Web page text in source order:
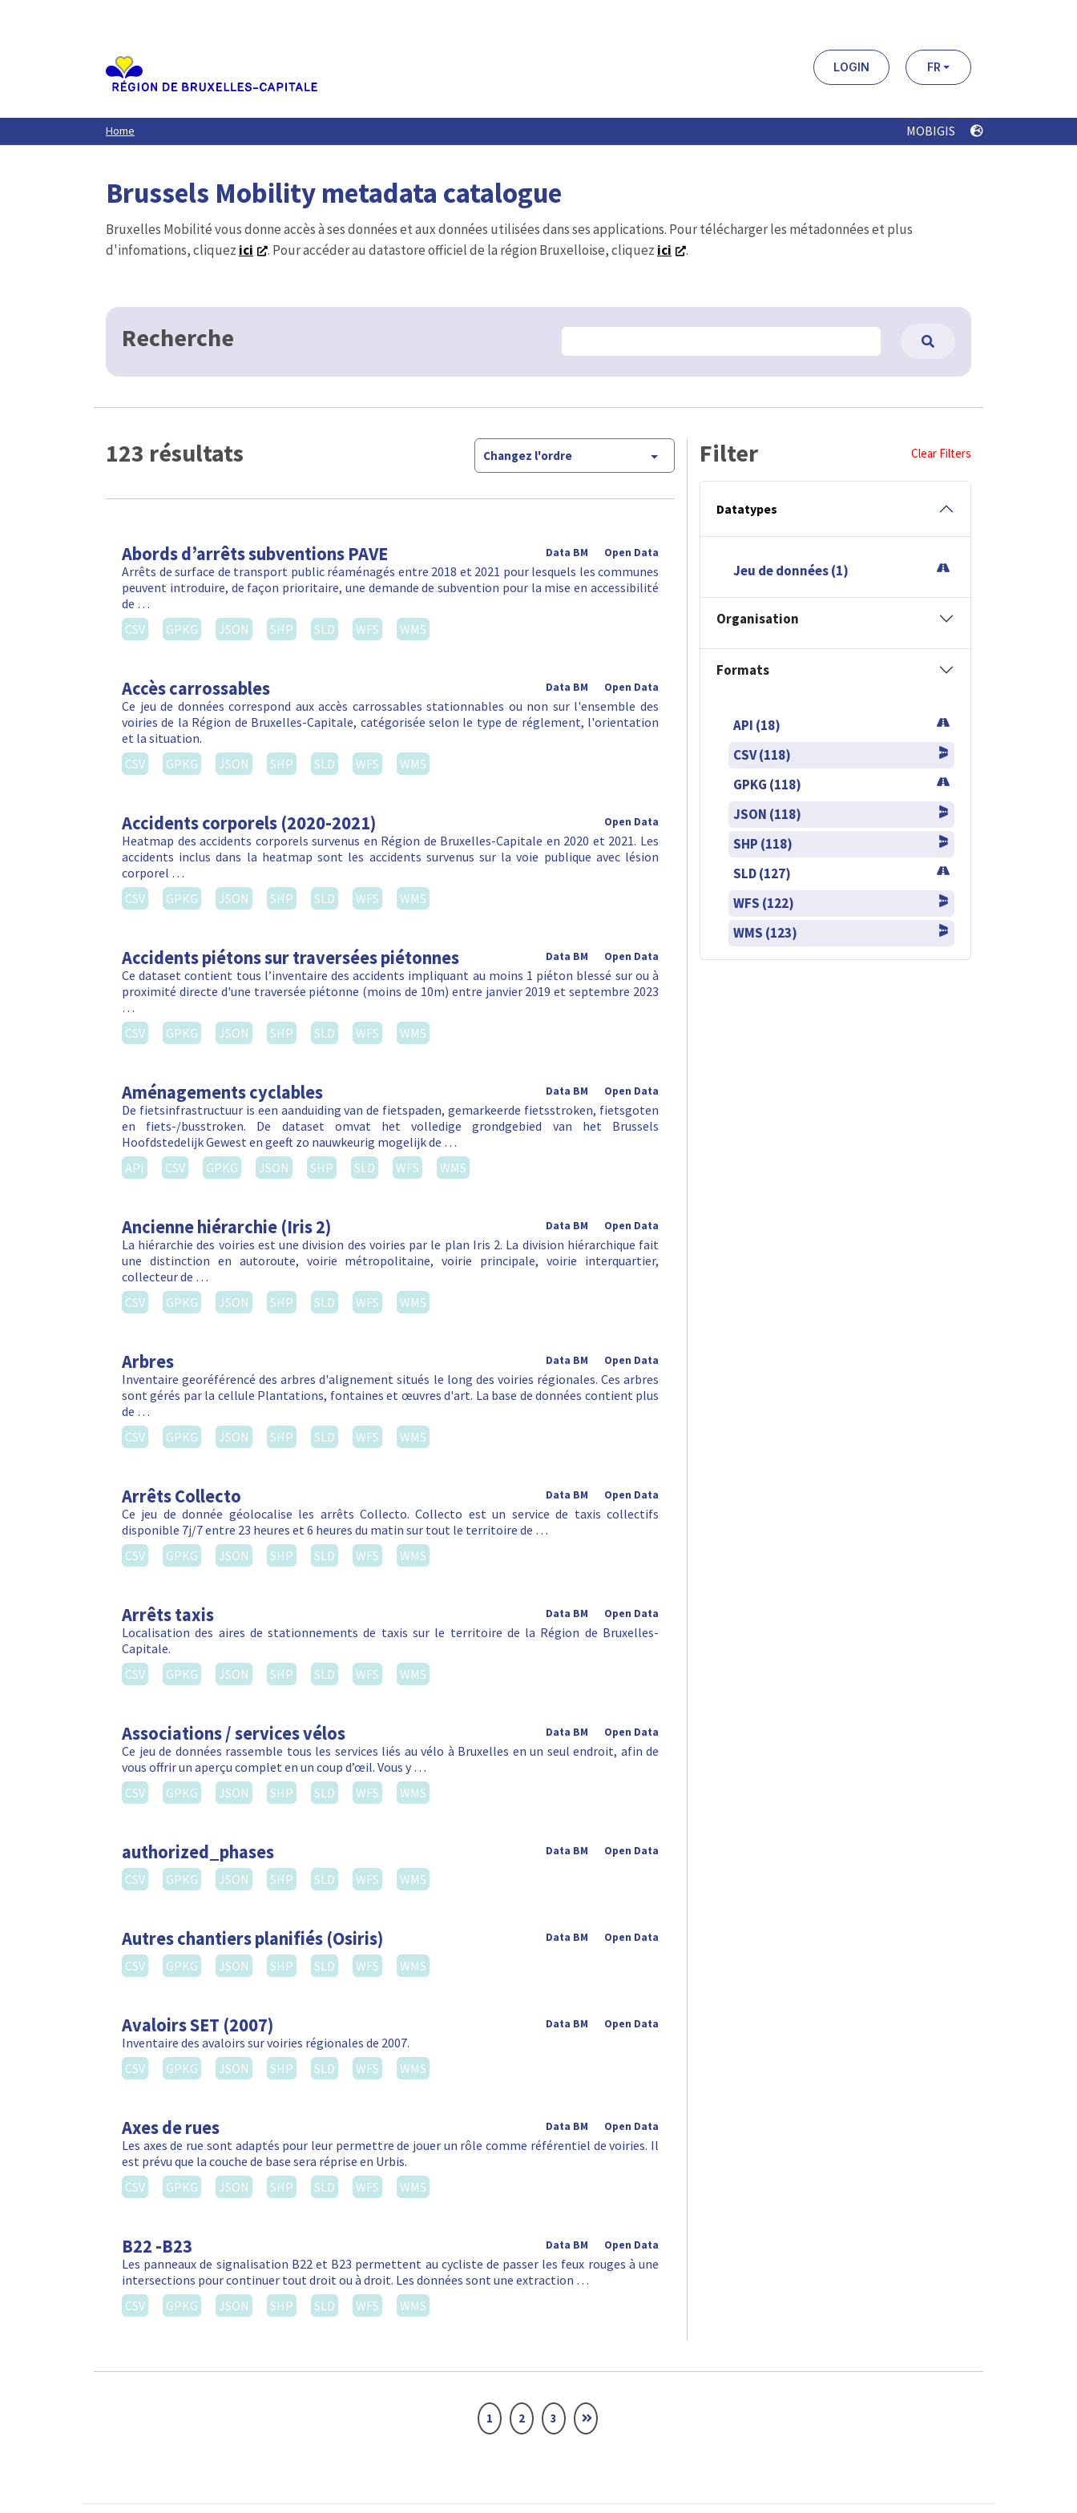
LOGIN FR
Home MOBIGIS
Brussels Mobility metadata catalogue
Bruxelles Mobilité vous donne accès à ses données et aux données utilisées dans ses applications. Pour télécharger les métadonnées et plus
d'infomations, cliquez ici . Pour accéder au datastore officiel de la région Bruxelloise, cliquez ici .
Recherche
123 résultats Changez l'ordre
Abords d’arrêts subventions PAVE Open Data
Data BM
Arrêts de surface de transport public réaménagés entre 2018 et 2021 pour lesquels les communes
peuvent introduire, de façon prioritaire, une demande de subvention pour la mise en accessibilité
de …
CSV
GPKG JSON SHP SLD WFS WMS
Accès carrossables Open Data
Data BM
Ce jeu de données correspond aux accès carrossables stationnables ou non sur l'ensemble des
voiries de la Région de Bruxelles-Capitale, catégorisée selon le type de réglement, l'orientation
et la situation.
CSV
GPKG JSON SHP SLD WFS WMS
Accidents corporels (2020-2021) Open Data
Heatmap des accidents corporels survenus en Région de Bruxelles-Capitale en 2020 et 2021. Les
accidents inclus dans la heatmap sont les accidents survenus sur la voie publique avec lésion
corporel …
CSV
GPKG JSON SHP SLD WFS WMS
Accidents piétons sur traversées piétonnes Open Data
Data BM
Ce dataset contient tous l’inventaire des accidents impliquant au moins 1 piéton blessé sur ou à
proximité directe d'une traversée piétonne (moins de 10m) entre janvier 2019 et septembre 2023
…
CSV
GPKG JSON SHP SLD WFS WMS
Aménagements cyclables Open Data
Data BM
De fietsinfrastructuur is een aanduiding van de fietspaden, gemarkeerde fietsstroken, fietsgoten
en fiets-/busstroken. De dataset omvat het volledige grondgebied van het Brussels
Hoofdstedelijk Gewest en geeft zo nauwkeurig mogelijk de …
API
CSV GPKG JSON SHP SLD WFS WMS
Ancienne hiérarchie (Iris 2) Open Data
Data BM
La hiérarchie des voiries est une division des voiries par le plan Iris 2. La division hiérarchique fait
une distinction en autoroute, voirie métropolitaine, voirie principale, voirie interquartier,
collecteur de …
CSV
GPKG JSON SHP SLD WFS WMS
Arbres Open Data
Data BM
Inventaire georéférencé des arbres d'alignement situés le long des voiries régionales. Ces arbres
sont gérés par la cellule Plantations, fontaines et œuvres d'art. La base de données contient plus
de …
CSV
GPKG JSON SHP SLD WFS WMS
Arrêts Collecto Open Data
Data BM
Ce jeu de donnée géolocalise les arrêts Collecto. Collecto est un service de taxis collectifs
disponible 7j/7 entre 23 heures et 6 heures du matin sur tout le territoire de …
CSV
GPKG JSON SHP SLD WFS WMS
Arrêts taxis Open Data
Data BM
Localisation des aires de stationnements de taxis sur le territoire de la Région de Bruxelles-
Capitale.
CSV
GPKG JSON SHP SLD WFS WMS
Associations / services vélos Open Data
Data BM
Ce jeu de données rassemble tous les services liés au vélo à Bruxelles en un seul endroit, afin de
vous offrir un aperçu complet en un coup d’œil. Vous y …
CSV
GPKG JSON SHP SLD WFS WMS
authorized_phases Open Data
Data BM
CSV GPKG JSON SHP SLD WFS WMS
Autres chantiers planifiés (Osiris) Open Data
Data BM
CSV GPKG JSON SHP SLD WFS WMS
Avaloirs SET (2007) Open Data
Data BM
Inventaire des avaloirs sur voiries régionales de 2007.
CSV
GPKG JSON SHP SLD WFS WMS
Axes de rues Open Data
Data BM
Les axes de rue sont adaptés pour leur permettre de jouer un rôle comme référentiel de voiries. Il
est prévu que la couche de base sera réprise en Urbis.
CSV
GPKG JSON SHP SLD WFS WMS
B22 -B23 Open Data
Data BM
Les panneaux de signalisation B22 et B23 permettent au cycliste de passer les feux rouges à une
intersections pour continuer tout droit ou à droit. Les données sont une extraction …
CSV
GPKG JSON SHP SLD WFS WMS
Filter Clear Filters
Datatypes
Jeu de données (1)
Organisation
Formats
API (18)
CSV (118)
GPKG (118)
JSON (118)
SHP (118)
SLD (127)
WFS (122)
WMS (123)
1 2 3